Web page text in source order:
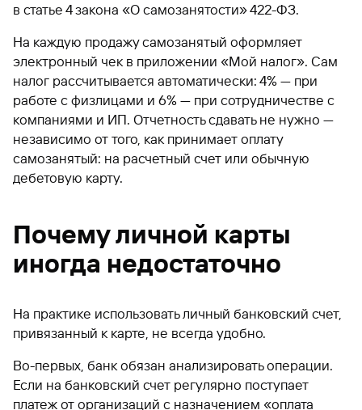
в статье 4 закона «О самозанятости» 422-ФЗ.
На каждую продажу самозанятый оформляет
электронный чек в приложении «Мой налог». Сам
налог рассчитывается автоматически: 4% — при
работе с физлицами и 6% — при сотрудничестве с
компаниями и ИП. Отчетность сдавать не нужно —
независимо от того, как принимает оплату
самозанятый: на расчетный счет или обычную
дебетовую карту.
Почему личной карты
иногда недостаточно
На практике использовать личный банковский счет,
привязанный к карте, не всегда удобно.
Во-первых, банк обязан анализировать операции.
Если на банковский счет регулярно поступает
платеж от организаций с назначением «оплата